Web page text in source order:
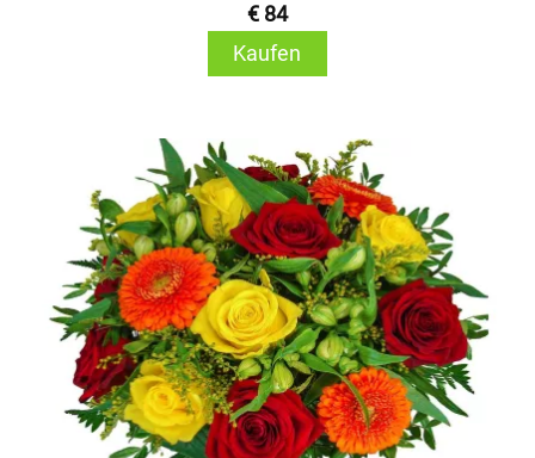
€ 84
Kaufen